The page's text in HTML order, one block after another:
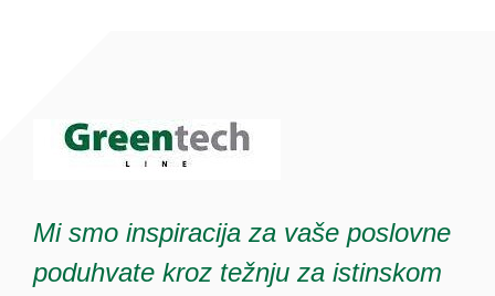
Mi smo inspiracija za vaše poslovne
poduhvate kroz težnju za istinskom